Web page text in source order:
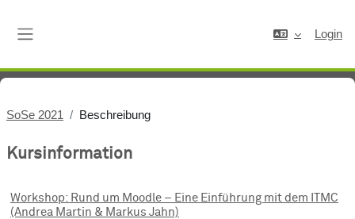
Login
SoSe 2021 Beschreibung
Kursinformation
Workshop: Rund um Moodle – Eine Einführung mit dem ITMC
(Andrea Martin & Markus Jahn)